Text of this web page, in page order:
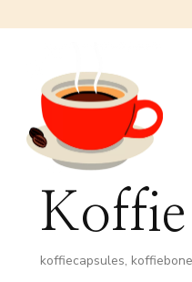
koffiecapsules,